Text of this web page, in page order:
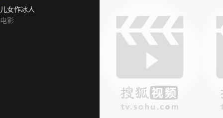
儿女作冰人
电影